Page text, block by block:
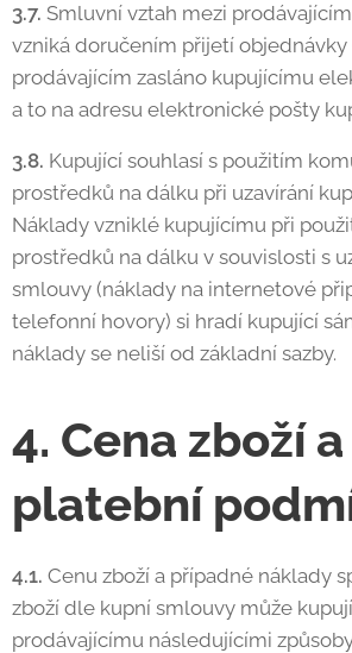
3.7. Smluvní vztah mezi
vzniká doručením přijetí objednávky
prodávajícím zasláno kupujícímu
a to na adresu elektronické pošty
3.8. Kupující souhlasí s použitím
prostředků na dálku při uzavírání
Náklady vzniklé kupujícímu při
prostředků na dálku v souvislosti s
smlouvy (náklady na internetové
telefonní hovory) si hradí kupující
náklady se neliší od základní sazby.
4. Cena zboží a
platební
4.1. Cenu zboží a případné náklady
zboží dle kupní smlouvy může
prodávajícímu následujícími